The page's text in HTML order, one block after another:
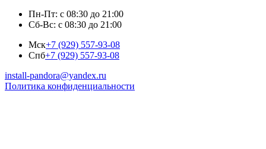
Пн-Пт: с 08:30 до 21:00
Сб-Вс: с 08:30 до 21:00
Мск+7 (929) 557-93-08
Спб+7 (929) 557-93-08
install-pandora@yandex.ru
Политика конфиденциальности